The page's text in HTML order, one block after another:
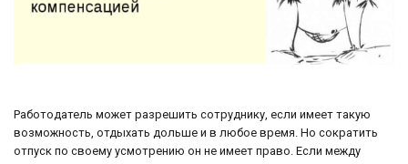
Работодатель может разрешить сотруднику, если имеет такую
возможность, отдыхать дольше и в любое время. Но сократить
отпуск по своему усмотрению он не имеет право. Если между